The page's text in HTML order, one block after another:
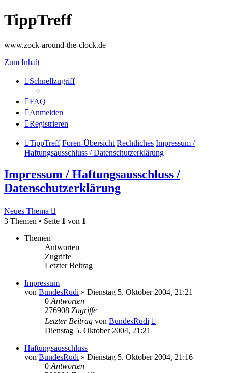
TippTreff
www.zock-around-the-clock.de
Zum Inhalt
Schnellzugriff
FAQ
Anmelden
Registrieren
TippTreff Foren-Übersicht Rechtliches Impressum /
Haftungsausschluss / Datenschutzerklärung
Impressum / Haftungsausschluss /
Datenschutzerklärung
Neues Thema
3 Themen • Seite 1 von 1
Themen
Antworten
Zugriffe
Letzter Beitrag
Impressum
von BundesRudi » Dienstag 5. Oktober 2004, 21:21
0 Antworten
276908 Zugriffe
Letzter Beitrag von BundesRudi
Dienstag 5. Oktober 2004, 21:21
Haftungsausschluss
von BundesRudi » Dienstag 5. Oktober 2004, 21:16
0 Antworten